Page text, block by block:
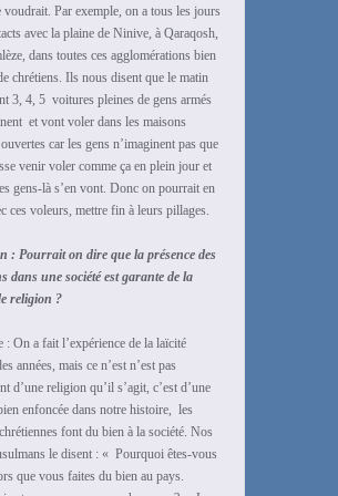
voudrait. Par exemple, on a tous les jours
avec la plaine de Ninive, à Qaraqosh,
dans toutes ces agglomérations bien
chrétiens. Ils nous disent que le matin
3, 4, 5 voitures pleines de gens armés
et vont voler dans les maisons
car les gens n’imaginent pas que
venir voler comme ça en plein jour et
gens-là s’en vont. Donc on pourrait en
ces voleurs, mettre fin à leurs pillages.
: Pourrait on dire que la présence des
dans une société est garante de la
religion ?
: On a fait l’expérience de la laïcité
années, mais ce n’est n’est pas
d’une religion qu’il s’agit, c’est d’une
enfoncée dans notre histoire, les
font du bien à la société. Nos
le disent : « Pourquoi êtes-vous
que vous faites du bien au pays.